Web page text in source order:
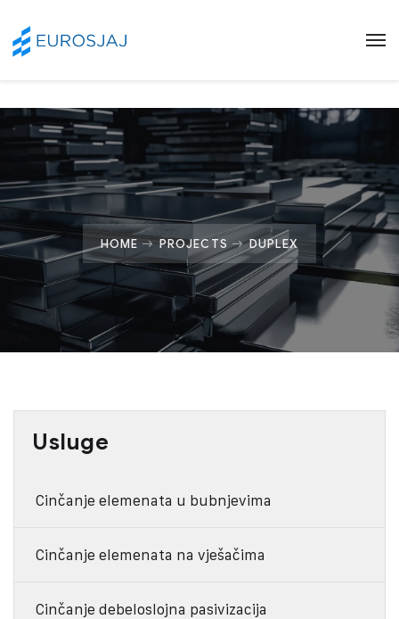
HOME PROJECTS DUPLEX
Usluge
Cinčanje elemenata u bubnjevima
Cinčanje elemenata na vješačima
Cinčanje debeloslojna pasivizacija